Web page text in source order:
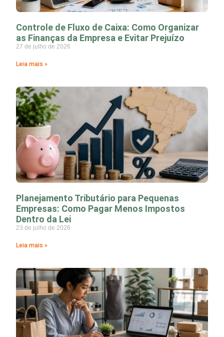
Controle de Fluxo de Caixa: Como Organizar
as Finanças da Empresa e Evitar Prejuízo
27 de julho de 2026
Leia mais »
Planejamento Tributário para Pequenas
Empresas: Como Pagar Menos Impostos
Dentro da Lei
23 de julho de 2026
Leia mais »